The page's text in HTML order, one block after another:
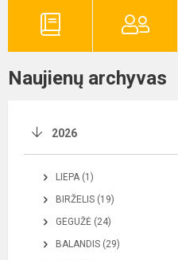
Naujienų archyvas
2026
LIEPA (1)
BIRŽELIS (19)
GEGUŽĖ (24)
BALANDIS (29)